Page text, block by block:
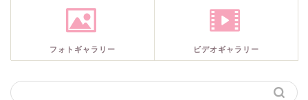
フォトギャラリー ビデオギャラリー